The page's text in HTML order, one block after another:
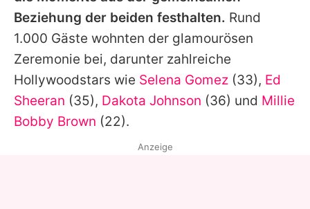
Beziehung der beiden festhalten. Rund
1.000 Gäste wohnten der glamourösen
Zeremonie bei, darunter zahlreiche
Hollywoodstars wie Selena Gomez (33), Ed
Sheeran (35), Dakota Johnson (36) und Millie
Bobby Brown (22).
Anzeige